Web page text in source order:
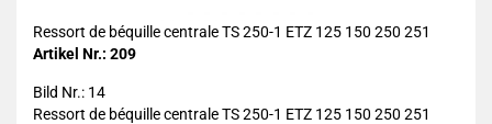
Ressort de béquille centrale TS 250-1 ETZ 125 150 250 251
Artikel Nr.: 209
Bild Nr.: 14
Ressort de béquille centrale TS 250-1 ETZ 125 150 250 251